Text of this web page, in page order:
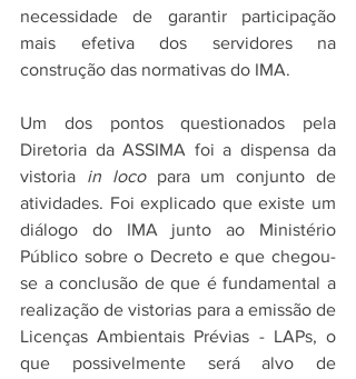
necessidade de garantir participação
mais efetiva dos servidores na
construção das normativas do IMA.
Um dos pontos questionados pela
Diretoria da ASSIMA foi a dispensa da
vistoria in loco para um conjunto de
atividades. Foi explicado que existe um
diálogo do IMA junto ao Ministério
Público sobre o Decreto e que chegou-
se a conclusão de que é fundamental a
realização de vistorias para a emissão de
Licenças Ambientais Prévias - LAPs, o
que possivelmente será alvo de